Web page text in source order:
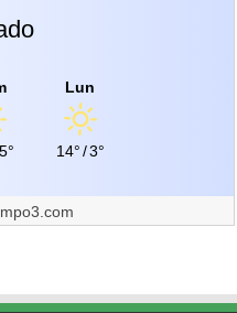
5°
Lun
14°/3°